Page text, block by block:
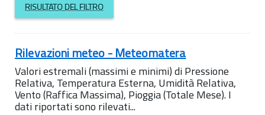
RISULTATO DEL FILTRO
Rilevazioni meteo - Meteomatera
Valori estremali (massimi e minimi) di Pressione
Relativa, Temperatura Esterna, Umidità Relativa,
Vento (Raffica Massima), Pioggia (Totale Mese). I
dati riportati sono rilevati...